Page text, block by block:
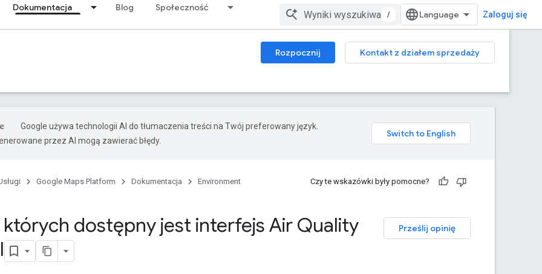
Dokumentacja Blog Społeczność
/ Zaloguj się
Rozpocznij
Kontakt z działem sprzedaży
Google używa technologii AI do tłumaczenia treści na Twój preferowany język.
przez AI mogą zawierać błędy.
Google Maps Platform Dokumentacja
Environment
Czy te wskazówki były pomocne?
Prześlij opinię
dostępny jest interfejs Air Quality